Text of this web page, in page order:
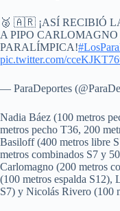
🥈 🇦🇷 ¡ASÍ RECIBIÓ
A PIPO
PARALÍMPICA!
pic.twitter.com/
— ParaDeportes
Nadia Báez (100 metros
metros pecho T36, 200
Basiloff (400 metros libre
metros combinados S7 y
Carlomagno (200 metros
(100 metros espalda S12),
S7) y Nicolás Rivero (100